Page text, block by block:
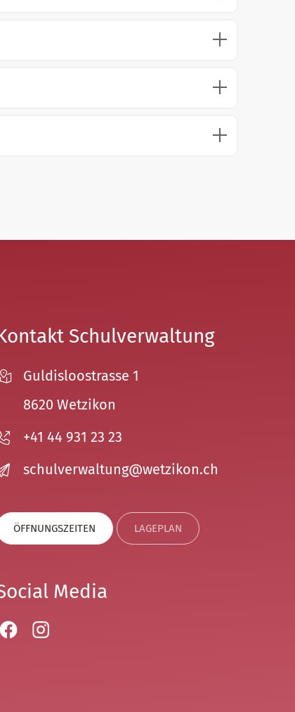
Schulverwaltung
Guldisloostrasse 1
8620 Wetzikon
+41 44 931 23 23
sch
lv rw lt ng w tz k n ch
ÖFFNUNGSZEITEN LAGEPLAN
Media